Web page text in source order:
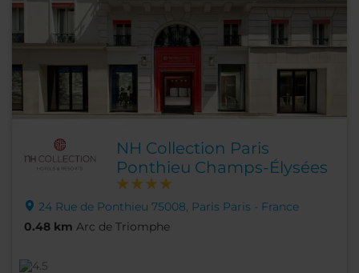
NH Collection Paris
Ponthieu Champs-Élysées
24 Rue de Ponthieu 75008, Paris Paris - France
0.48 km Arc de Triomphe